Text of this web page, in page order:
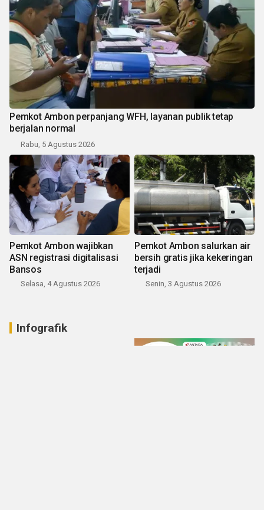
Pemkot Ambon perpanjang WFH, layanan publik tetap
berjalan normal
Rabu, 5 Agustus 2026
Pemkot Ambon wajibkan
ASN registrasi digitalisasi
Bansos
Selasa, 4 Agustus 2026
Pemkot Ambon salurkan air
bersih gratis jika kekeringan
terjadi
Senin, 3 Agustus 2026
Infografik